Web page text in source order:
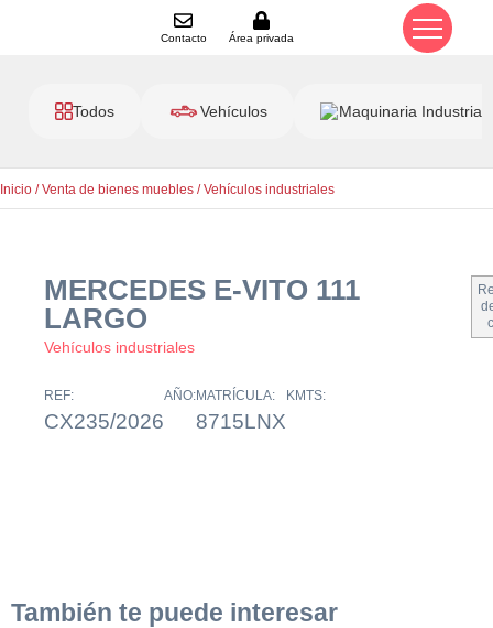
Contacto Área privada
Todos Vehículos Maquinaria Industrial
Inicio /Venta de bienes muebles /Vehículos industriales
MERCEDES E-VITO 111
LARGO
Vehículos industriales
REF:
CX235/2026
AÑO:MATRÍCULA:
8715LNX
KMTS:
También te puede interesar